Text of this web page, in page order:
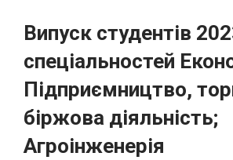
Випуск студентів
спеціальностей
Підприємництво,
біржова діяльність;
Агроінженерія